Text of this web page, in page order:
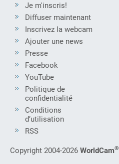
Je m'inscris!
Diffuser maintenant
Inscrivez la webcam
Ajouter une news
Presse
Facebook
YouTube
Politique de
confidentialité
Conditions
d’utilisation
RSS
Copyright 2004-2026 WorldCam®